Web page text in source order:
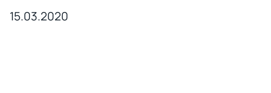
15.03.2020